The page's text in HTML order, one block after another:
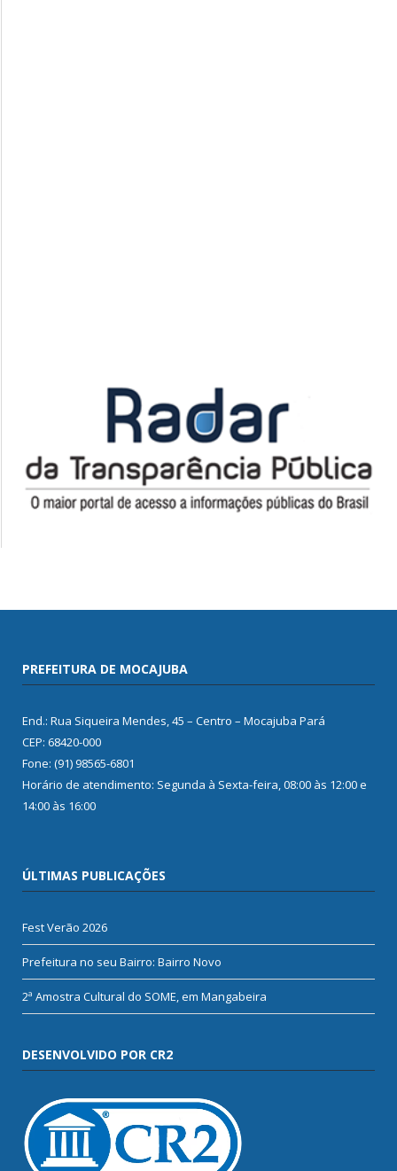
PREFEITURA DE MOCAJUBA
End.: Rua Siqueira Mendes, 45 – Centro – Mocajuba Pará
CEP: 68420-000
Fone: (91) 98565-6801
Horário de atendimento: Segunda à Sexta-feira, 08:00 às 12:00 e
14:00 às 16:00
ÚLTIMAS PUBLICAÇÕES
Fest Verão 2026
Prefeitura no seu Bairro: Bairro Novo
2ª Amostra Cultural do SOME, em Mangabeira
DESENVOLVIDO POR CR2